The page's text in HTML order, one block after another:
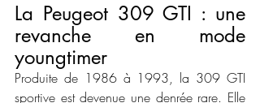
La Peugeot 309 GTI : une
revanche en mode
youngtimer
Produite de 1986 à 1993, la 309 GTI
sportive est devenue une denrée rare. Elle